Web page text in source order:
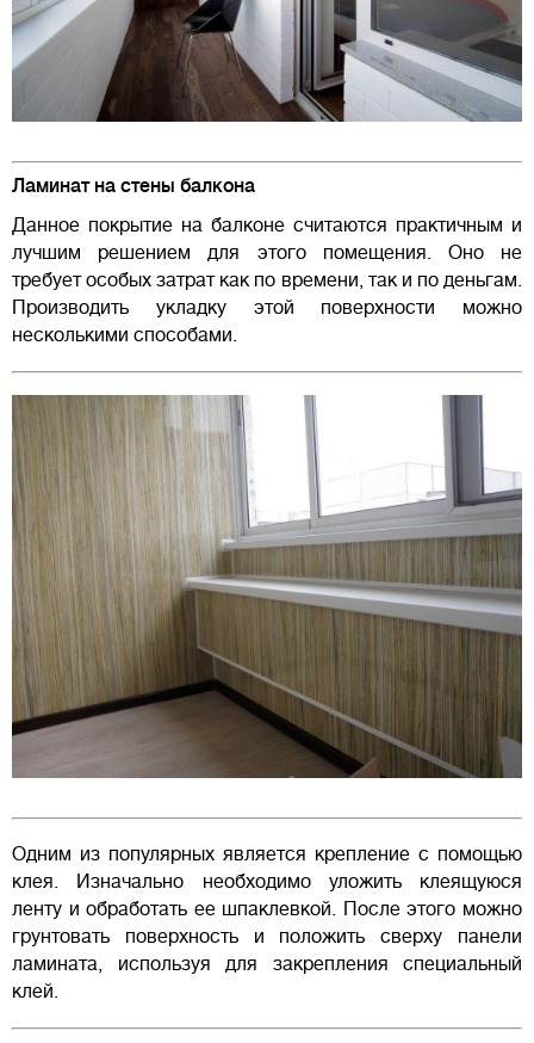
Ламинат на стены балкона
Данное покрытие на балконе считаются практичным и
лучшим решением для этого помещения. Оно не
требует особых затрат как по времени, так и по деньгам.
Производить укладку этой поверхности можно
несколькими способами.
Одним из популярных является крепление с помощью
клея. Изначально необходимо уложить клеящуюся
ленту и обработать ее шпаклевкой. После этого можно
грунтовать поверхность и положить сверху панели
ламината, используя для закрепления специальный
клей.